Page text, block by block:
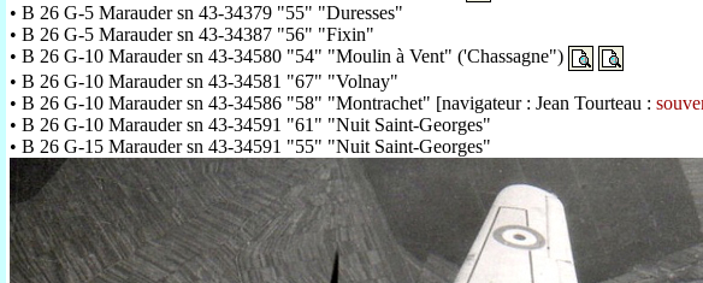
• B 26 G-5 Marauder sn 43-34379 "55" "Duresses"
• B 26 G-5 Marauder sn 43-34387 "56" "Fixin"
• B 26 G-10 Marauder sn 43-34580 "54" "Moulin à Vent" ('Chassagne")
• B 26 G-10 Marauder sn 43-34581 "67" "Volnay"
• B 26 G-10 Marauder sn 43-34586 "58" "Montrachet" [navigateur : Jean Tourteau :
• B 26 G-10 Marauder sn 43-34591 "61" "Nuit Saint-Georges"
• B 26 G-15 Marauder sn 43-34591 "55" "Nuit Saint-Georges"